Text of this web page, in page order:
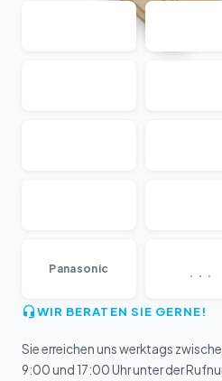
Panasonic ...
WIR BERATEN SIE GERNE!
Sie erreichen uns werktags
9:00 und 17:00 Uhr unter der